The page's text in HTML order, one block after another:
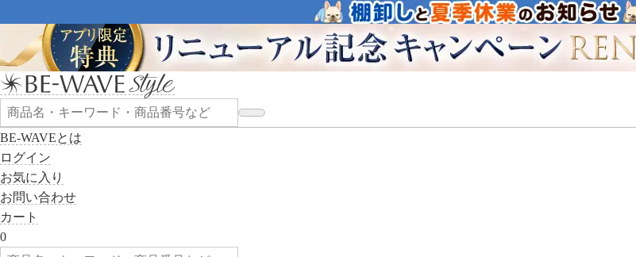
BE-WAVEとは
ログイン
お気に入り
お問い合わせ
カート
0